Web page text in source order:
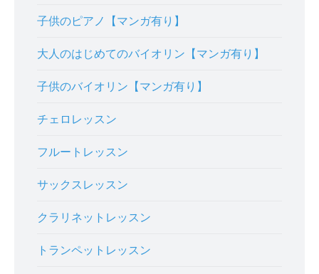
子供のピアノ【マンガ有り】
大人のはじめてのバイオリン【マンガ有り】
子供のバイオリン【マンガ有り】
チェロレッスン
フルートレッスン
サックスレッスン
クラリネットレッスン
トランペットレッスン